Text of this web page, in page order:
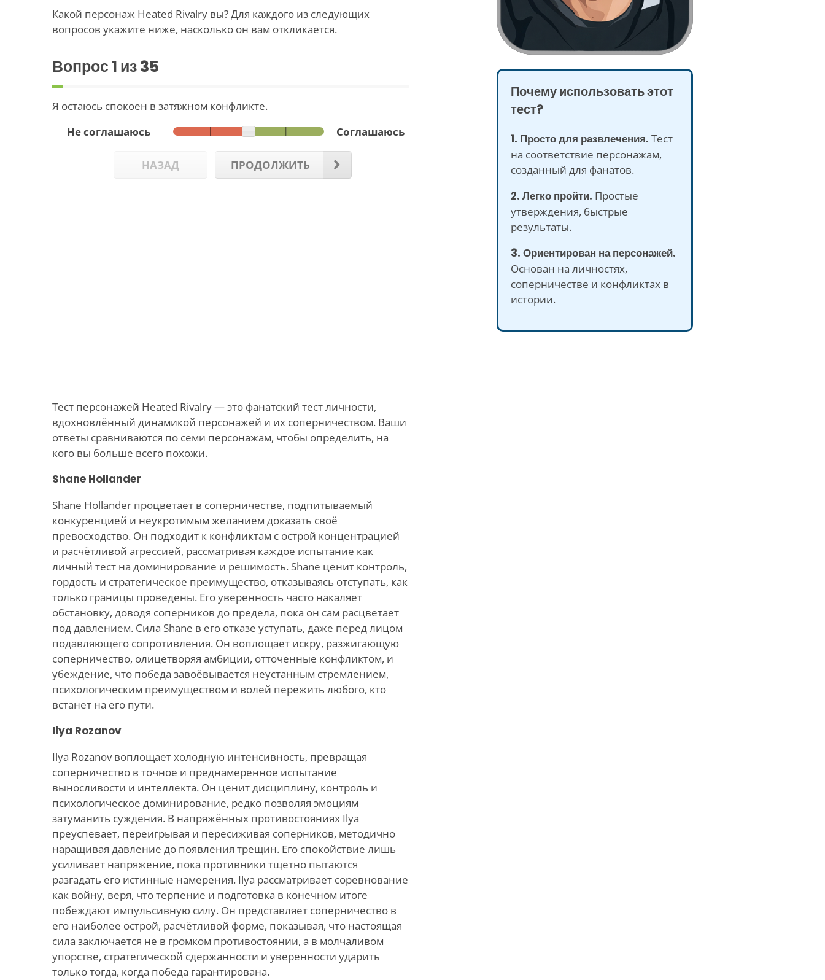
Какой персонаж Heated Rivalry вы? Для каждого из следующих
вопросов укажите ниже, насколько он вам откликается.
Вопрос1 из 35
Я остаюсь спокоен в затяжном конфликте.
Не соглашаюсь
Соглашаюсь
НАЗАД ПРОДОЛЖИТЬ
Тест персонажей Heated Rivalry — это фанатский тест личности,
вдохновлённый динамикой персонажей и их соперничеством. Ваши
ответы сравниваются по семи персонажам, чтобы определить, на
кого вы больше всего похожи.
Shane Hollander
Shane Hollander процветает в соперничестве, подпитываемый
конкуренцией и неукротимым желанием доказать своё
превосходство. Он подходит к конфликтам с острой концентрацией
и расчётливой агрессией, рассматривая каждое испытание как
личный тест на доминирование и решимость. Shane ценит контроль,
гордость и стратегическое преимущество, отказываясь отступать, как
только границы проведены. Его уверенность часто накаляет
обстановку, доводя соперников до предела, пока он сам расцветает
под давлением. Сила Shane в его отказе уступать, даже перед лицом
подавляющего сопротивления. Он воплощает искру, разжигающую
соперничество, олицетворяя амбиции, отточенные конфликтом, и
убеждение, что победа завоёвывается неустанным стремлением,
психологическим преимуществом и волей пережить любого, кто
встанет на его пути.
Ilya Rozanov
Ilya Rozanov воплощает холодную интенсивность, превращая
соперничество в точное и преднамеренное испытание
выносливости и интеллекта. Он ценит дисциплину, контроль и
психологическое доминирование, редко позволяя эмоциям
затуманить суждения. В напряжённых противостояниях Ilya
преуспевает, переигрывая и пересиживая соперников, методично
наращивая давление до появления трещин. Его спокойствие лишь
усиливает напряжение, пока противники тщетно пытаются
разгадать его истинные намерения. Ilya рассматривает соревнование
как войну, веря, что терпение и подготовка в конечном итоге
побеждают импульсивную силу. Он представляет соперничество в
его наиболее острой, расчётливой форме, показывая, что настоящая
сила заключается не в громком противостоянии, а в молчаливом
упорстве, стратегической сдержанности и уверенности ударить
только тогда, когда победа гарантирована.
Почему использовать этот
тест?
1. Просто для развлечения. Тест
на соответствие персонажам,
созданный для фанатов.
2. Легко пройти. Простые
утверждения, быстрые
результаты.
3. Ориентирован на персонажей.
Основан на личностях,
соперничестве и конфликтах в
истории.